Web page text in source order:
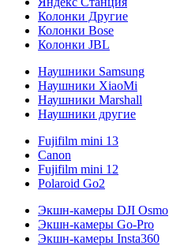
Колонки Другие
Колонки Bose
Колонки JBL
Наушники Samsung
Наушники XiaoMi
Наушники Marshall
Наушники другие
Fujifilm mini 13
Canon
Fujifilm mini 12
Polaroid Go2
Экшн-камеры DJI Osmo
Экшн-камеры Go-Pro
Экшн-камеры Insta360